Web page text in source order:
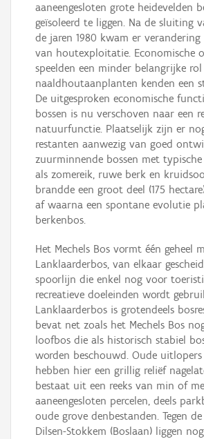
aaneengesloten grote heidevelden
geïsoleerd te liggen. Na de sluiting
de jaren 1980 kwam er
van houtexploitatie. Economische
speelden een minder belangrijke
naaldhoutaanplanten kenden een
De uitgesproken economische
bossen is nu verschoven naar een
natuurfunctie. Plaatselijk zijn er
restanten aanwezig van goed
zuurminnende bossen met
als zomereik, ruwe berk en
brandde een groot deel (175
af waarna een spontane evolutie
berkenbos.
Het Mechels Bos vormt één geheel
Lanklaarderbos, van elkaar
spoorlijn die enkel nog voor
recreatieve doeleinden wordt
Lanklaarderbos is grotendeels
bevat net zoals het Mechels Bos
loofbos die als historisch stabiel
worden beschouwd. Oude uitlopers
hebben hier een grillig reliëf
bestaat uit een reeks van min of
aaneengesloten percelen, deels
oude grove denbestanden. Tegen
Dilsen-Stokkem (Boslaan) liggen